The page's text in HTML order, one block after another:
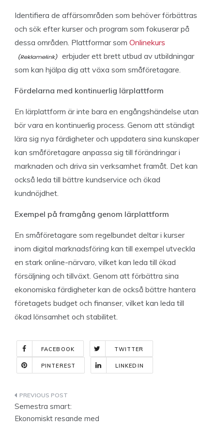
Identifiera de affärsområden som behöver förbättras
och sök efter kurser och program som fokuserar på
dessa områden. Plattformar som Onlinekurs
erbjuder ett brett utbud av utbildningar
som kan hjälpa dig att växa som småföretagare.
Fördelarna med kontinuerlig lärplattform
En lärplattform är inte bara en engångshändelse utan
bör vara en kontinuerlig process. Genom att ständigt
lära sig nya färdigheter och uppdatera sina kunskaper
kan småföretagare anpassa sig till förändringar i
marknaden och driva sin verksamhet framåt. Det kan
också leda till bättre kundservice och ökad
kundnöjdhet.
Exempel på framgång genom lärplattform
En småföretagare som regelbundet deltar i kurser
inom digital marknadsföring kan till exempel utveckla
en stark online-närvaro, vilket kan leda till ökad
försäljning och tillväxt. Genom att förbättra sina
ekonomiska färdigheter kan de också bättre hantera
företagets budget och finanser, vilket kan leda till
ökad lönsamhet och stabilitet.
FACEBOOK TWITTER
PINTEREST LINKEDIN
Indlægsnavigation
Semestra smart:
Ekonomiskt resande med